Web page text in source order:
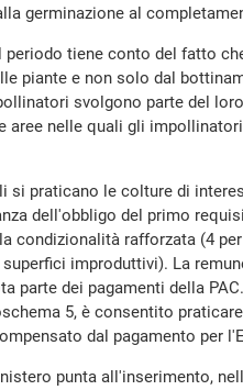
germinazione al
tiene conto del fatto
piante e non solo dal
svolgono parte del
aree nelle quali gli
si praticano le colture di
dell'obbligo del primo
condizionalità rafforzata (4
improduttivi). La
parte dei pagamenti della
5, è consentito
dal pagamento per
punta all'inserimento,